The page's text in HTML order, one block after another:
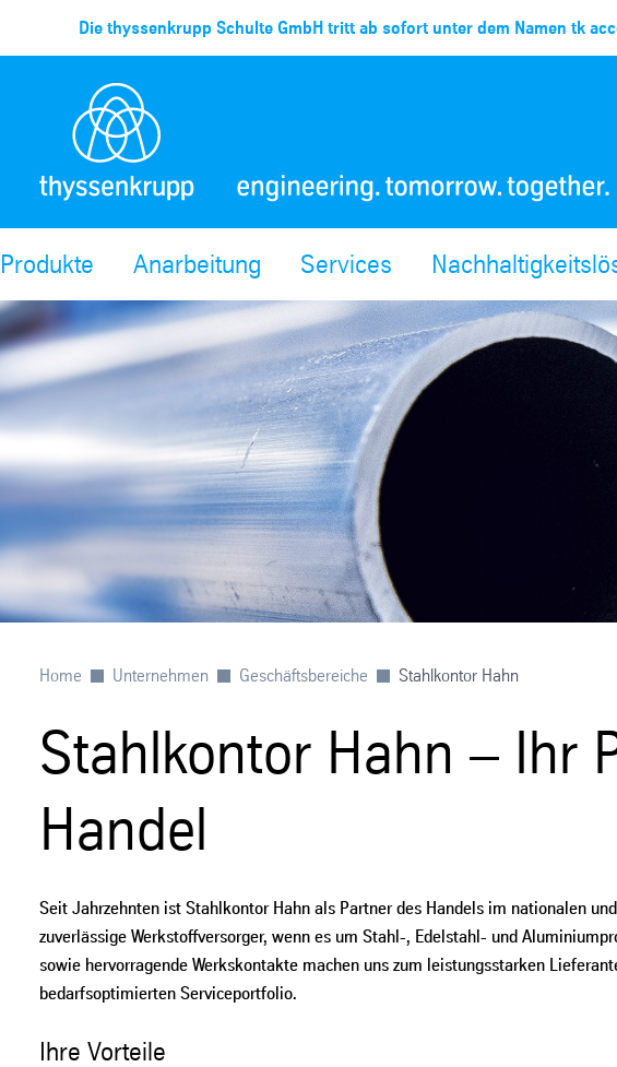
Die thyssenkrupp Schulte GmbH tritt ab sofort unter dem Namen tk
Produkte Anarbeitung Services
Home Unternehmen Geschäftsbereiche Stahlkontor Hahn
Stahlkontor Hahn – Ihr
Handel
Seit Jahrzehnten ist Stahlkontor Hahn als Partner des Handels im nationalen
zuverlässige Werkstoffversorger, wenn es um Stahl-, Edelstahl- und
sowie hervorragende Werkskontakte machen uns zum leistungsstarken
bedarfsoptimierten Serviceportfolio.
Ihre Vorteile